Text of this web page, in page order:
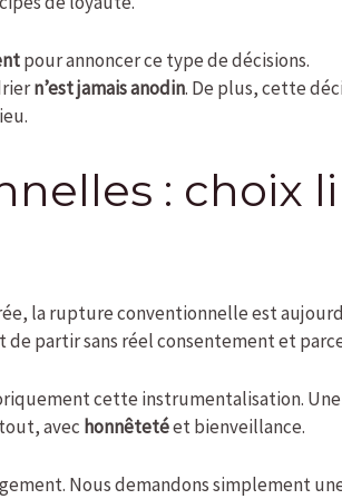
pour annoncer ce type de décisions.
n’est jamais anodin. De plus, cette
: choix
la rupture conventionnelle est
de partir sans réel consentement et
cette instrumentalisation.
avec honnêtetéet bienveillance.
Nous demandons simplement